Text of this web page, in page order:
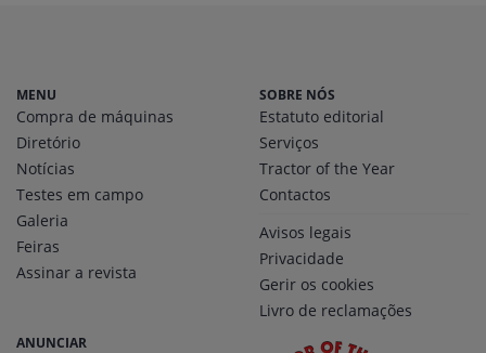
MENU
Compra de máquinas
Diretório
Notícias
Testes em campo
Galeria
Feiras
Assinar a revista
SOBRE NÓS
Estatuto editorial
Serviços
Tractor of the Year
Contactos
Avisos legais
Privacidade
Gerir os cookies
Livro de reclamações
ANUNCIAR